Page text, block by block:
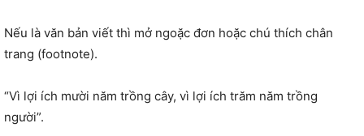
Nếu là văn bản viết thì mở ngoặc đơn hoặc chú thích chân
trang (footnote).
“Vì lợi ích mười năm trồng cây, vì lợi ích trăm năm trồng
người”.